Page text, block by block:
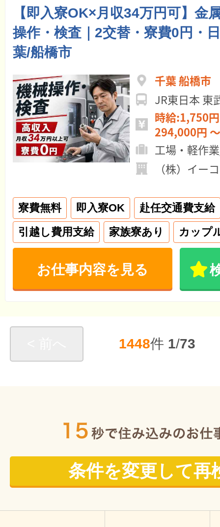
【即入寮OK×月収34万円可】金
操作・検査｜2交替・寮費0円・
葉/船橋市
千葉 船橋市
JR東日本 東
時給:1,750
294,000円
工場・軽作
（株）イー
寮費無料 即入寮OK
赴任交通費支給
引越し費用支給
家族寮あり カップ
お仕事内容を見る
1448件 1/73
条件を変更して再